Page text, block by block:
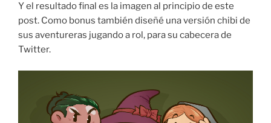
Y el resultado final es la imagen al principio de este
post. Como bonus también diseñé una versión chibi de
sus aventureras jugando a rol, para su cabecera de
Twitter.